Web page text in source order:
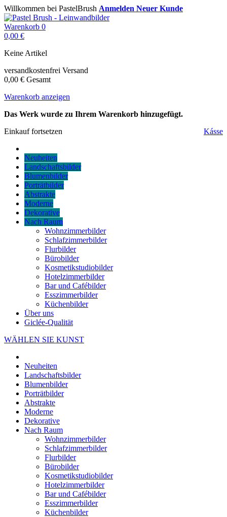
Willkommen bei PastelBrush Anmelden Neuer Kunde
Warenkorb 0
0,00 €
Keine Artikel
versandkostenfrei Versand
0,00 € Gesamt
Warenkorb anzeigen
Das Werk wurde zu Ihrem Warenkorb hinzugefügt.
Einkauf fortsetzen
Kásse
Neuheiten
Landschaftsbilder
Blumenbilder
Porträtbilder
Abstrakte
Moderne
Dekorative
Nach Raum
Wohnzimmerbilder
Schlafzimmerbilder
Flurbilder
Bürobilder
Kosmetikstudiobilder
Hotelzimmerbilder
Bar und Cafébilder
Esszimmerbilder
Küchenbilder
Über uns
Giclée-Qualität
WÄHLEN SIE KUNST
Neuheiten
Landschaftsbilder
Blumenbilder
Porträtbilder
Abstrakte
Moderne
Dekorative
Nach Raum
Wohnzimmerbilder
Schlafzimmerbilder
Flurbilder
Bürobilder
Kosmetikstudiobilder
Hotelzimmerbilder
Bar und Cafébilder
Esszimmerbilder
Küchenbilder